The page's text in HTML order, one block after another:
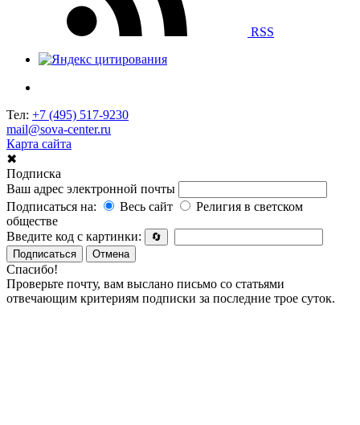
RSS
Тел: +7 (495) 517-9230
mail@sova-center.ru
Карта сайта
✖
Подписка
Ваш адрес электронной почты
Подписаться на:
Весь сайт
Религия в светском
обществе
Введите код с картинки:
🔄
Подписаться
Отмена
Спасибо!
Проверьте почту, вам выслано письмо со статьями
отвечающим критериям подписки за последние трое суток.